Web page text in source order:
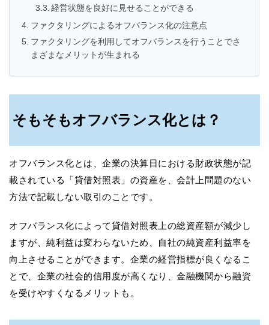
経営状態を良好に見せることができる
ファクタリングによるオフバランス化の注意点
ファクタリングを利用してオフバランスを行うことでさ
まざまなメリットが生まれる
そもそもオフバランス化とは？
オフバランス化とは、企業の決算日における財政状態が記
載されている「貸借対照表」の資産を、会計上問題のない
方法で記載しない取引のことです。
オフバランス化によって貸借対照表上の総資産額が減少し
ますが、純利益は変わらないため、自社の純資産利益率を
向上させることができます。企業の経営指標が良くなるこ
とで、企業の社会的信用度が高くなり、金融機関から融資
を受けやすくなるメリットも。